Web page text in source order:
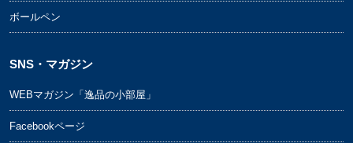
ボールペン
SNS・マガジン
WEBマガジン「逸品の小部屋」
Facebookページ